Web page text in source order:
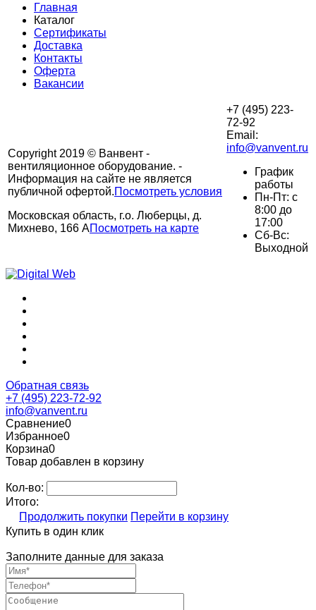
Главная
Каталог
Сертификаты
Доставка
Контакты
Оферта
Вакансии
Copyright 2019 © Ванвент -
вентиляционное оборудование. -
Информация на сайте не является
публичной офертой.Посмотреть условия
Московская область, г.о. Люберцы, д.
Михнево, 166 АПосмотреть на карте
+7 (495) 223-
72-92
Email:
info@vanvent.ru
График
работы
Пн-Пт: с
8:00 до
17:00
Сб-Вс:
Выходной
Обратная связь
+7 (495) 223-72-92
info@vanvent.ru
Сравнение0
Избранное0
Корзина0
Товар добавлен в корзину
Кол-во:
Итого:
Продолжить покупки Перейти в корзину
Купить в один клик
Заполните данные для заказа